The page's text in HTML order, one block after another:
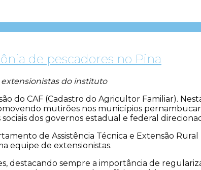
de pescadores no Pina
extensionistas do instituto
do CAF (Cadastro do Agricultor Familiar).
mutirões nos municípios
dos governos estadual e federal
de Assistência Técnica e Extensão Rural
equipe de extensionistas.
destacando sempre a importância de